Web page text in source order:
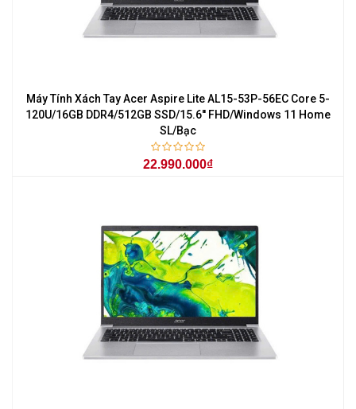
Máy Tính Xách Tay Acer Aspire Lite AL15-53P-56EC Core 5-
120U/16GB DDR4/512GB SSD/15.6'' FHD/Windows 11 Home
SL/Bạc
22.990.000₫